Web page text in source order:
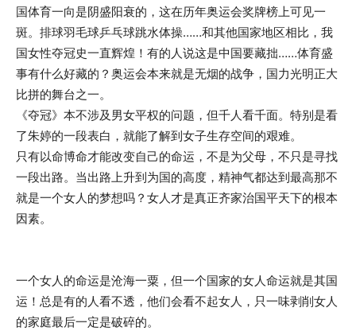
国体育一向是阴盛阳衰的，这在历年奥运会奖牌榜上可见一
斑。排球羽毛球乒乓球跳水体操……和其他国家地区相比，我
国女性夺冠史一直辉煌！有的人说这是中国要藏拙……体育盛
事有什么好藏的？奥运会本来就是无烟的战争，国力光明正大
比拼的舞台之一。
《夺冠》本不涉及男女平权的问题，但千人看千面。特别是看
了朱婷的一段表白，就能了解到女子生存空间的艰难。
只有以命博命才能改变自己的命运，不是为父母，不只是寻找
一段出路。当出路上升到为国的高度，精神气都达到最高那不
就是一个女人的梦想吗？女人才是真正齐家治国平天下的根本
因素。
一个女人的命运是沧海一粟，但一个国家的女人命运就是其国
运！总是有的人看不透，他们会看不起女人，只一味剥削女人
的家庭最后一定是破碎的。